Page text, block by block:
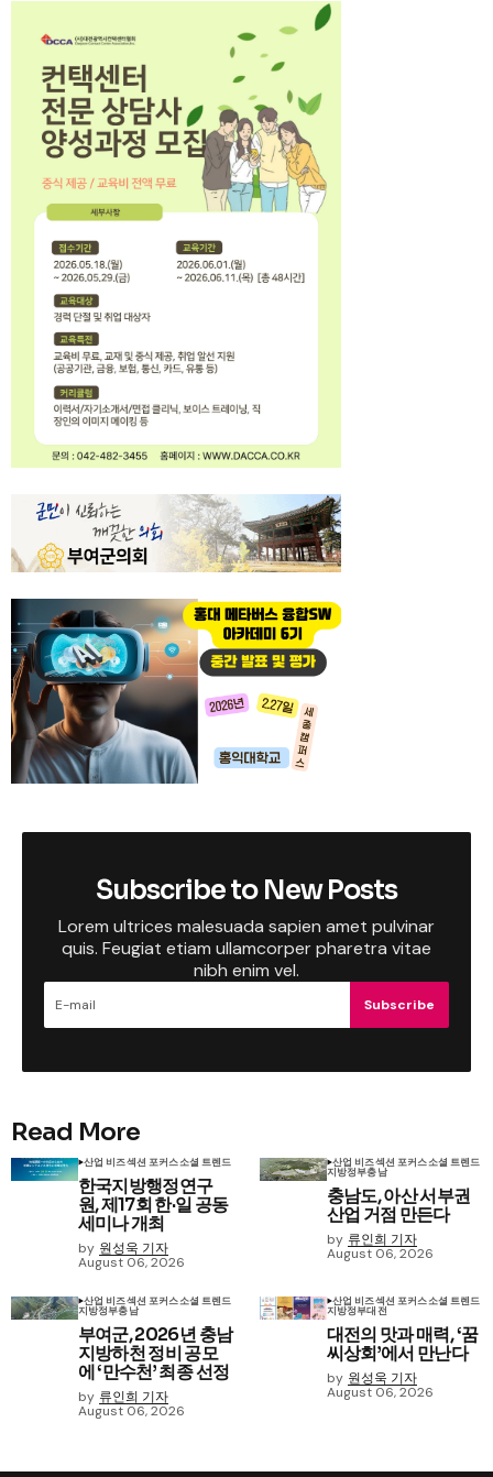
Subscribe to New Posts
Lorem ultrices malesuada sapien amet pulvinar
quis. Feugiat etiam ullamcorper pharetra vitae
nibh enim vel.
Subscribe
Read More
산업 비즈섹션 포커스소셜 트렌드
한국지방행정연구
원, 제17회 한·일 공동
세미나 개최
by 원성욱 기자
August 06, 2026
산업 비즈섹션 포커스소셜 트렌드
지방정부충남
충남도, 아산 서부권
산업 거점 만든다
by 류인희 기자
August 06, 2026
산업 비즈섹션 포커스소셜 트렌드
지방정부충남
부여군, 2026년 충남
지방하천 정비 공모
에 ‘만수천’ 최종 선정
by 류인희 기자
August 06, 2026
산업 비즈섹션 포커스소셜 트렌드
지방정부대전
대전의 맛과 매력, ‘꿈
씨상회’에서 만난다
by 원성욱 기자
August 06, 2026